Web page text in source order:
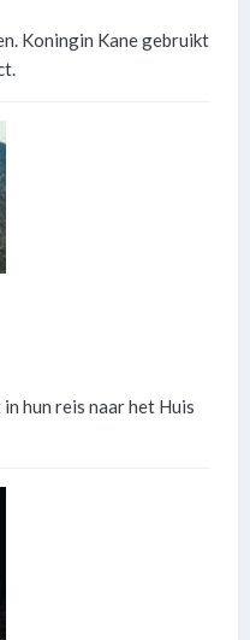
Koningin Kane gebruikt
hun reis naar het Huis